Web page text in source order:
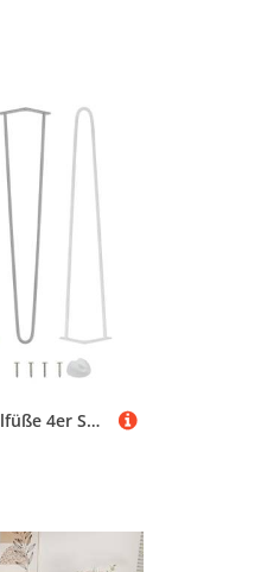
MoriaDesign Möbelfüße 4er Set Hairpin Legs aus Metall - 80 cm - Gold - Höhenverstellbar - Tischbeine für Schrank, Hocker, Nachttisch, Couchtisch - Robust industrielles Design